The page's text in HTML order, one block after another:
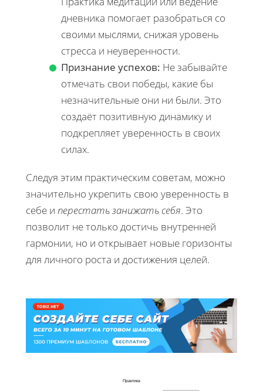
дневника помогает разобраться со
своими мыслями, снижая уровень
стресса и неуверенности.
Признание успехов: Не забывайте
отмечать свои победы, какие бы
незначительные они ни были. Это
создаёт позитивную динамику и
подкрепляет уверенность в своих
силах.
Следуя этим практическим советам, можно
значительно укрепить свою уверенность в
себе и перестать занижать себя. Это
позволит не только достичь внутренней
гармонии, но и открывает новые горизонты
для личного роста и достижения целей.
Практика